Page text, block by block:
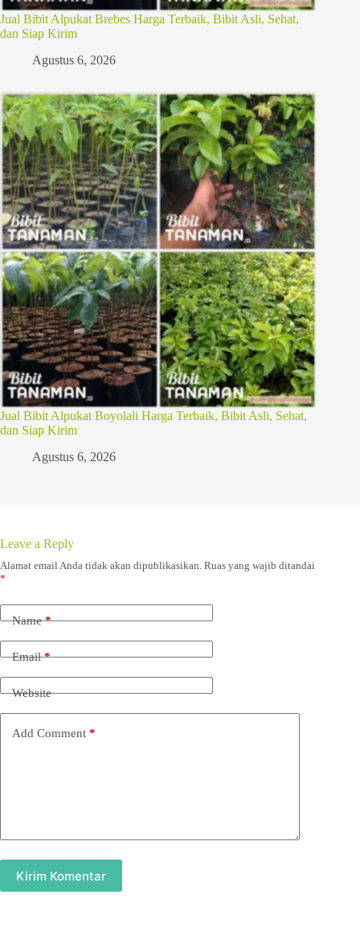
Jual Bibit Alpukat Brebes Harga Terbaik, Bibit Asli, Sehat,
dan Siap Kirim
Agustus 6, 2026
Jual Bibit Alpukat Boyolali Harga Terbaik, Bibit Asli, Sehat,
dan Siap Kirim
Agustus 6, 2026
Leave a Reply
Alamat email Anda tidak akan dipublikasikan. Ruas yang wajib ditandai
*
Name*
Email*
Website
Add Comment *
Kirim Komentar